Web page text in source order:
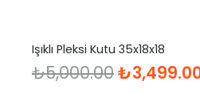
Işıklı Pleksi Kutu 35x18x18
₺5,000.00Orijinal
₺